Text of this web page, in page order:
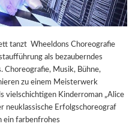
tanzt Wheeldons Choreografie
als bezauberndes
Choreografie, Musik, Bühne,
zu einem Meisterwerk
vielschichtigen Kinderroman „Alice
neuklassische Erfolgschoreograf
farbenfrohes